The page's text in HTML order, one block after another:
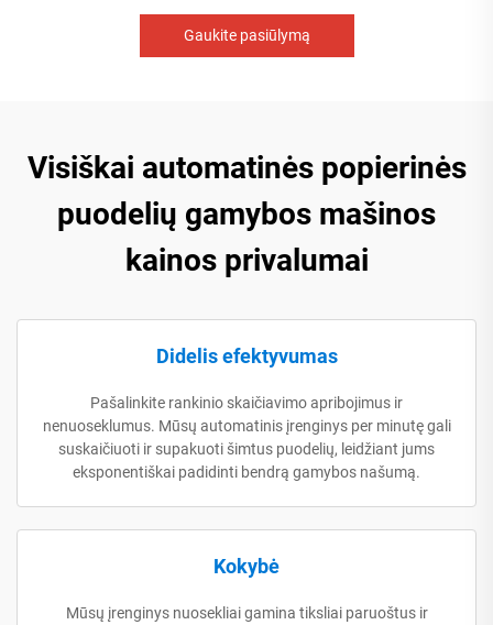
Gaukite pasiūlymą
Visiškai automatinės popierinės
puodelių gamybos mašinos
kainos privalumai
Didelis efektyvumas
Pašalinkite rankinio skaičiavimo apribojimus ir
nenuoseklumus. Mūsų automatinis įrenginys per minutę gali
suskaičiuoti ir supakuoti šimtus puodelių, leidžiant jums
eksponentiškai padidinti bendrą gamybos našumą.
Kokybė
Mūsų įrenginys nuosekliai gamina tiksliai paruoštus ir